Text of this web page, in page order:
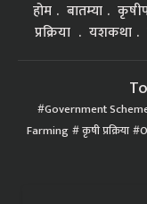
होम बातम्या
प्रक्रिया
यशकथा
Government
Farming कृषी प्रक्रिया